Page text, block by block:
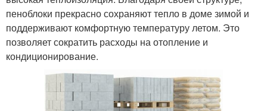
пеноблоки прекрасно сохраняют тепло в доме зимой и
поддерживают комфортную температуру летом. Это
позволяет сократить расходы на отопление и
кондиционирование.